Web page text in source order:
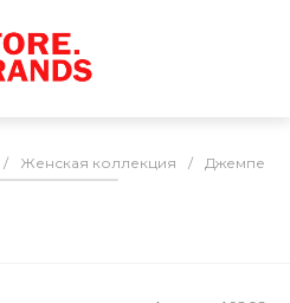
/ Женская коллекция / Джемперы